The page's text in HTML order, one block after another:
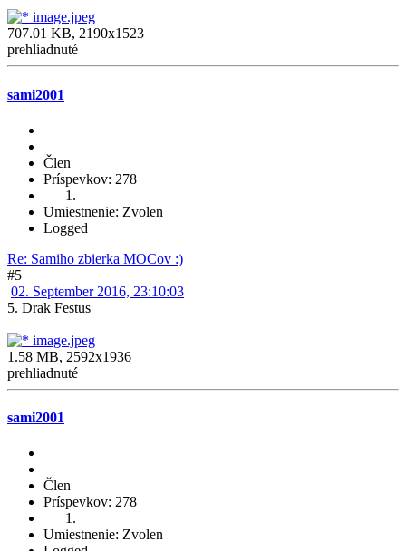
image.jpeg
707.01 KB, 2190x1523
prehliadnuté
sami2001
Člen
Príspevkov: 278
Umiestnenie: Zvolen
Logged
Re: Samiho zbierka MOCov :)
#5
02. September 2016, 23:10:03
5. Drak Festus
image.jpeg
1.58 MB, 2592x1936
prehliadnuté
sami2001
Člen
Príspevkov: 278
Umiestnenie: Zvolen